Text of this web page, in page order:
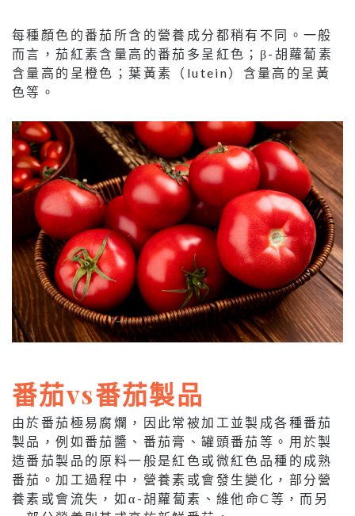
每種顏色的番茄所含的營養成分都稍有不同。一般
而言，茄紅素含量高的番茄多呈紅色；β-胡蘿蔔素
含量高的呈橙色；葉黃素（lutein）含量高的呈黃
色等。
番茄vs番茄製品
由於番茄極易腐爛，因此常被加工並製成各種番茄
製品，例如番茄醬、番茄膏、罐頭番茄等。用於製
造番茄製品的原料一般是紅色或微紅色品種的成熟
番茄。加工過程中，營養素或會發生變化，部分營
養素或會流失，如α-胡蘿蔔素、維他命C等，而另